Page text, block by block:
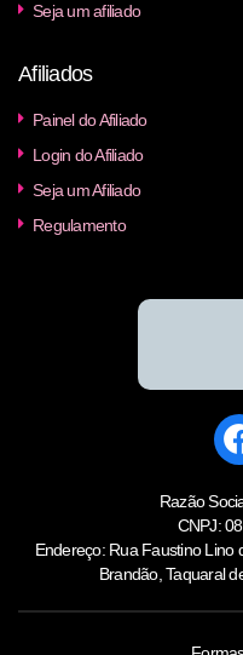
Razão
CNPJ:
Endereço: Rua Faustino Lino
Brandão, Taquaral
Seja um afiliado
Afiliados
Painel do Afiliado
Login do Afiliado
Seja um Afiliado
Regulamento